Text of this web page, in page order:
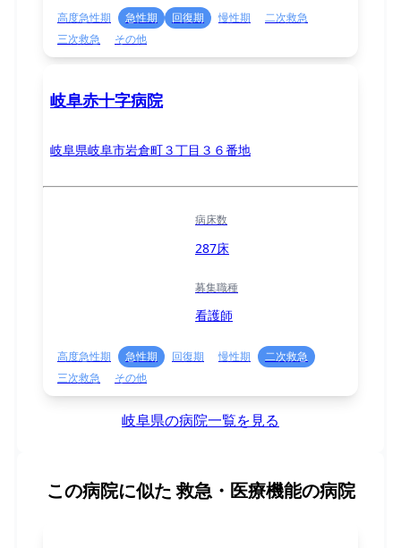
高度急性期 急性期 回復期 慢性期
二次救急
三次救急
その他
岐阜赤十字病院
岐阜県岐阜市岩倉町３丁目３６番地
病床数
287床
募集職種
看護師
高度急性期 急性期 回復期 慢性期
二次救急
三次救急
その他
岐阜県の病院一覧を見る
この病院に似た 救急・医療機能の病院